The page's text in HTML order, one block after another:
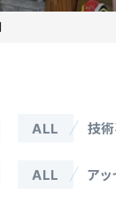
ALL 技
ALL アッ